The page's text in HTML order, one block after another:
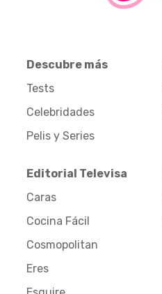
Descubre más
Tests
Celebridades
Pelis y Series
Editorial Televisa
Caras
Cocina Fácil
Cosmopolitan
Eres